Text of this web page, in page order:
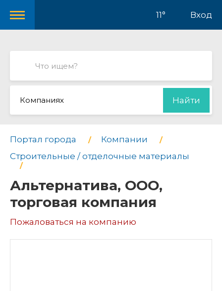
11° Вход
Компаниях Найти
Портал города
Компании
Строительные / отделочные материалы
Альтернатива, ООО,
торговая компания
Пожаловаться на компанию